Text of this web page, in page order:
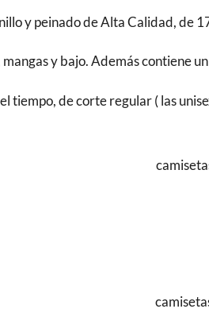
y peinado de Alta Calidad, de
y bajo. Además contiene
tiempo, de corte regular ( las